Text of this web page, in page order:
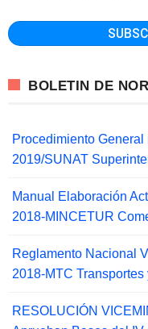
BOLETIN DE
Procedimiento
2019/SUNAT
Manual Elaboración
2018-MINCETUR
Reglamento Nacional
2018-MTC
RESOLUCIÓN